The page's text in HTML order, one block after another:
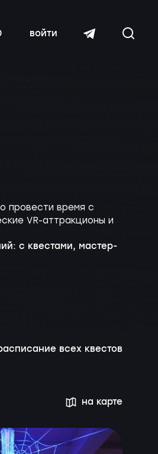
войти
провести время с
VR-аттракционы и
с квестами, мастер-
всех квестов
на карте